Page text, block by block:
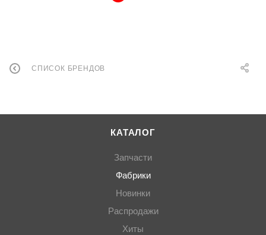
СПИСОК БРЕНДОВ
КАТАЛОГ
Запчасти
Фабрики
Новинки
Распродажи
Хиты